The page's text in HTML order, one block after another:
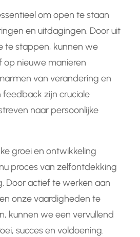
om open te staan
en uitdagingen. Door uit
te stappen, kunnen we
op nieuwe manieren
van verandering en
zijn cruciale
naar persoonlijke
groei en ontwikkeling
proces van zelfontdekking
Door actief te werken aan
onze vaardigheden te
kunnen we een vervullend
succes en voldoening.